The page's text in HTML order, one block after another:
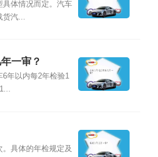
具体情况而定。汽车
汽...
一审？
年以内每2年检验1
具体的年检规定及